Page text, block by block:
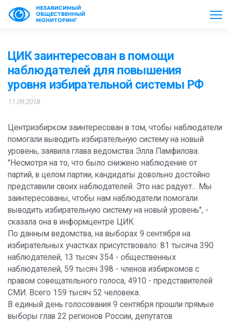
НЕЗАВИСИМЫЙ
ОБЩЕСТВЕННЫЙ
МОНИТОРИНГ
ЦИК заинтересован в помощи
наблюдателей для повышения
уровня избирательной системы РФ
11.09.2018
Центризбирком заинтересован в том, чтобы наблюдатели
помогали выводить избирательную систему на новый
уровень, заявила глава ведомства Элла Памфилова.
"Несмотря на то, что было снижено наблюдение от
партий, в целом партии, кандидаты довольно достойно
представили своих наблюдателей. Это нас радует... Мы
заинтересованы, чтобы нам наблюдатели помогали
выводить избирательную систему на новый уровень", -
сказала она в информцентре ЦИК.
По данным ведомства, на выборах 9 сентября на
избирательных участках присутствовало: 81 тысяча 390
наблюдателей, 13 тысяч 354 - общественных
наблюдателей, 59 тысяч 398 - членов избиркомов с
правом совещательного голоса, 4910 - представителей
СМИ. Всего 159 тысяч 52 человека.
В единый день голосования 9 сентября прошли прямые
выборы глав 22 регионов России, депутатов